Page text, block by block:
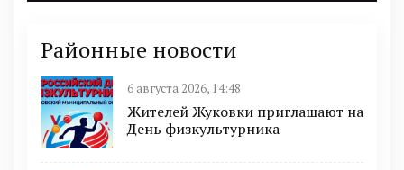
Районные новости
6 августа 2026, 14:48
Жителей Жуковки приглашают на
День физкультурника